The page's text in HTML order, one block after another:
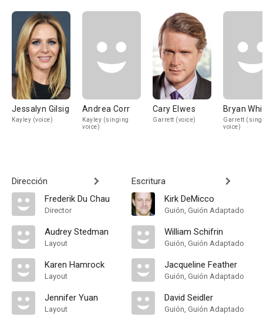
Jessalyn Gilsig
Kayley (voice)
Andrea Corr
Kayley (singing
voice)
Cary Elwes
Garrett (voice)
Bryan
Garrett
voice)
Dirección
Frederik Du Chau
Director
Audrey Stedman
Layout
Karen Hamrock
Layout
Jennifer Yuan
Layout
Escritura
Kirk DeMicco
Guión, Guión Adaptado
William Schifrin
Guión, Guión Adaptado
Jacqueline Feather
Guión, Guión Adaptado
David Seidler
Guión, Guión Adaptado